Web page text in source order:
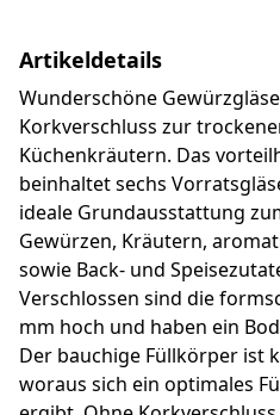
Artikeldetails
Wunderschöne
Korkverschluss zur
Küchenkräutern. Das
beinhaltet sechs
ideale Grundausstattung
Gewürzen, Kräutern,
sowie Back- und
Verschlossen sind die
mm hoch und haben ein
Der bauchige Füllkörper ist
woraus sich ein optimales